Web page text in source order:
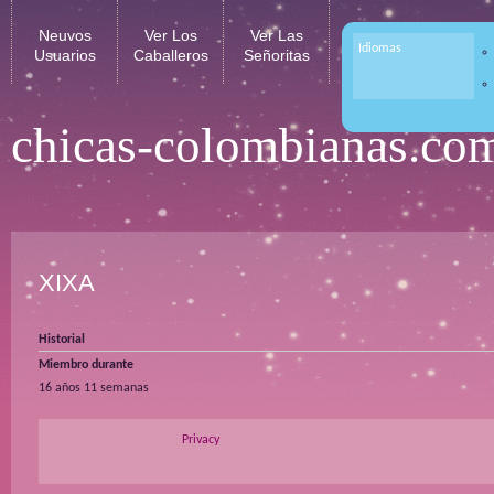
chicas-
Neuvos
Usuarios
Ver Los
Caballeros
Ver Las
Señoritas
Idiomas
XIXA
Historial
Miembro durante
16 años 11 semanas
Privacy